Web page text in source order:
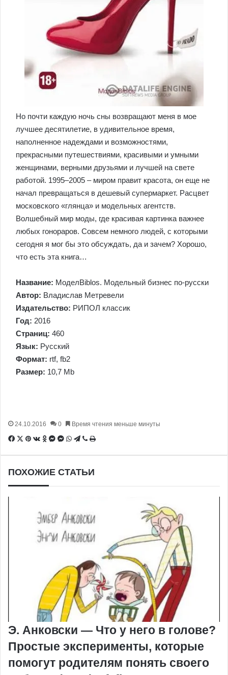
Но почти каждую ночь сны возвращают меня в мое
лучшее десятилетие, в удивительное время,
наполненное надеждами и возможностями,
прекрасными путешествиями, красивыми и умными
женщинами, верными друзьями и лучшей на свете
работой. 1995–2005 – миром правит красота, он еще не
начал превращаться в дешевый супермаркет. Расцвет
московского «глянца» и модельных агентств.
Волшебный мир моды, где красивая картинка важнее
любых гонораров. Совсем немного людей, с которыми
сегодня я мог бы это обсуждать, да и зачем? Хорошо,
что есть эта книга…
Название: МоделBiblos. Модельный бизнес по-русски
Автор: Владислав Метревели
Издательство: РИПОЛ классик
Год: 2016
Страниц: 460
Язык: Русский
Формат: rtf, fb2
Размер: 10,7 Mb
24.10.2016 0 Время чтения меньше минуты
Facebook
X Pinterest
Вконтакте
Одноклассники
Messenger
Messenger
WhatsApp
Telegram
ViberПечатать
ПОХОЖИЕ СТАТЬИ
Э. Анковски — Что у него в голове?
Простые эксперименты, которые
помогут родителям понять своего